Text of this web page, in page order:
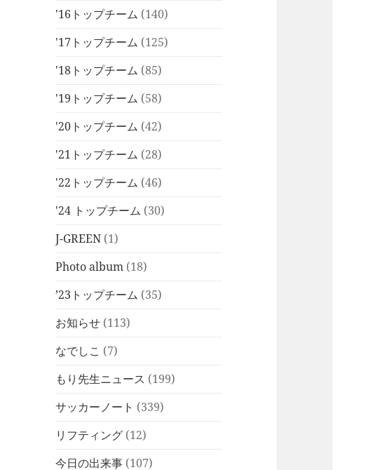
'16トップチーム (140)
'17トップチーム (125)
'18トップチーム (85)
'19トップチーム (58)
'20トップチーム (42)
'21トップチーム (28)
'22トップチーム (46)
'24 トップチーム (30)
J-GREEN (1)
Photo album (18)
’23トップチーム (35)
お知らせ (113)
なでしこ (7)
もり先生ニュース (199)
サッカーノート (339)
リフティング (12)
今日の出来事 (107)